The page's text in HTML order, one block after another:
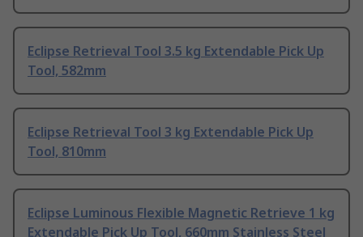
Eclipse Retrieval Tool 3.5 kg Extendable Pick Up
Tool, 582mm
Eclipse Retrieval Tool 3 kg Extendable Pick Up
Tool, 810mm
Eclipse Luminous Flexible Magnetic Retrieve 1 kg
Extendable Pick Up Tool, 660mm Stainless Steel